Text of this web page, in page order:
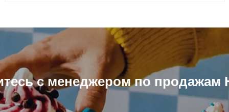
с менеджером по продажам